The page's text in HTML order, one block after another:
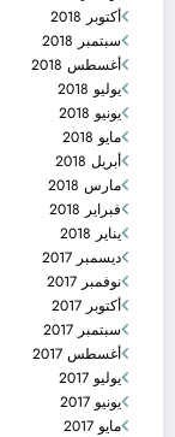
أكتوبر 2018
سبتمبر 2018
أغسطس 2018
يوليو 2018
يونيو 2018
مايو 2018
أبريل 2018
مارس 2018
فبراير 2018
يناير 2018
ديسمبر 2017
نوفمبر 2017
أكتوبر 2017
سبتمبر 2017
أغسطس 2017
يوليو 2017
يونيو 2017
مايو 2017